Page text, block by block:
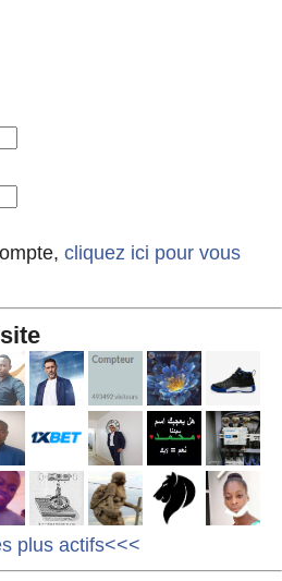
cliquez ici pour vous
plus actifs<<<